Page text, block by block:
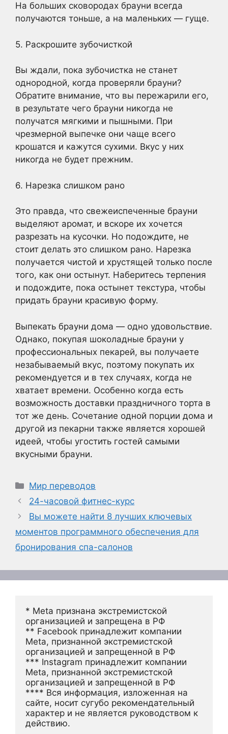
На больших сковородах брауни всегда
получаются тоньше, а на маленьких — гуще.
5. Раскрошите зубочисткой
Вы ждали, пока зубочистка не станет
однородной, когда проверяли брауни?
Обратите внимание, что вы пережарили его,
в результате чего брауни никогда не
получатся мягкими и пышными. При
чрезмерной выпечке они чаще всего
крошатся и кажутся сухими. Вкус у них
никогда не будет прежним.
6. Нарезка слишком рано
Это правда, что свежеиспеченные брауни
выделяют аромат, и вскоре их хочется
разрезать на кусочки. Но подождите, не
стоит делать это слишком рано. Нарезка
получается чистой и хрустящей только после
того, как они остынут. Наберитесь терпения
и подождите, пока остынет текстура, чтобы
придать брауни красивую форму.
Выпекать брауни дома — одно удовольствие.
Однако, покупая шоколадные брауни у
профессиональных пекарей, вы получаете
незабываемый вкус, поэтому покупать их
рекомендуется и в тех случаях, когда не
хватает времени. Особенно когда есть
возможность доставки праздничного торта в
тот же день. Сочетание одной порции дома и
другой из пекарни также является хорошей
идеей, чтобы угостить гостей самыми
вкусными брауни.
Рубрики
Мир переводов
24-часовой фитнес-курс
Вы можете найти 8 лучших ключевых
моментов программного обеспечения для
бронирования спа-салонов
* Meta признана экстремистской
организацией и запрещена в РФ
** Facebook принадлежит компании
Meta, признанной экстремистской
организацией и запрещенной в РФ
*** Instagram принадлежит компании
Meta, признанной экстремистской
организацией и запрещенной в РФ
**** Вся информация, изложенная на
сайте, носит сугубо рекомендательный
характер и не является руководством к
действию.